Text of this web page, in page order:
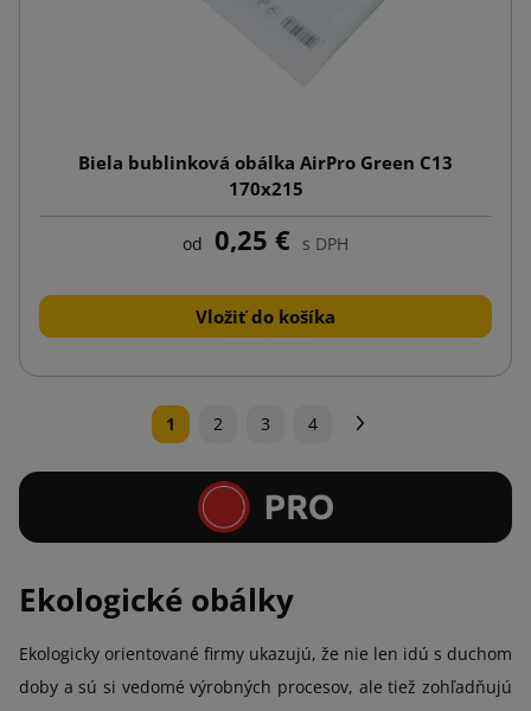
Biela bublinková obálka AirPro Green C13
170x215
od 0,25 € s DPH
Vložiť do košíka
1 2 3 4
Ekologické obálky
Ekologicky orientované firmy ukazujú, že nie len idú s duchom
doby a sú si vedomé výrobných procesov, ale tiež zohľadňujú